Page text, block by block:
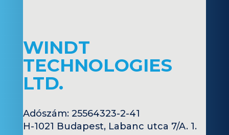
WINDT
TECHNOLOGIES
LTD.
Adószám: 25564323-2-41
H-1021 Budapest, Labanc utca 7/A. 1.